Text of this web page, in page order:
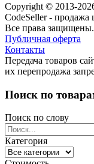
Copyright © 2013-
CodeSeller - продажа
Все права защищены.
Публичная оферта
Контакты
Передача товаров
их перепродажа
Поиск по
Поиск по слову
Категория